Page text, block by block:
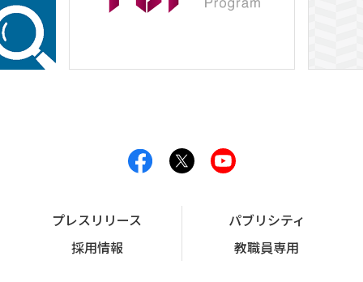
プレスリリース
パブリシティ
採用情報
教職員専用